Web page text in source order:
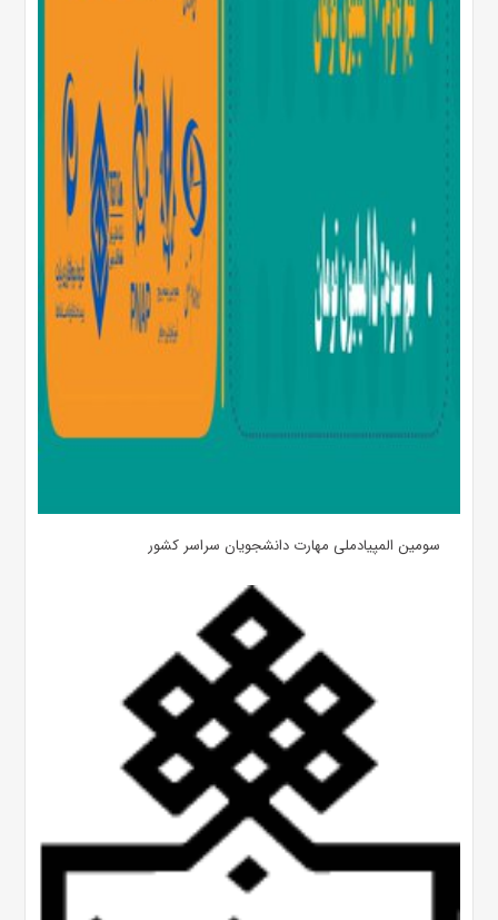
سومین المپیادملی مهارت دانشجویان سراسر کشور